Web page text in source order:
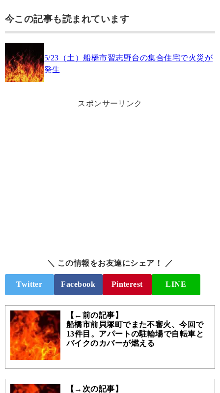
今この記事も読まれています
5/23（土）船橋市習志野台の集合住宅で火災が
発生
スポンサーリンク
＼ この情報をお友達にシェア！ ／
Twitter Facebook Pinterest LINE
【←前の記事】
船橋市前貝塚町でまた不審火、今回で
13件目。アパートの駐輪場で自転車と
バイクのカバーが燃える
【→次の記事】